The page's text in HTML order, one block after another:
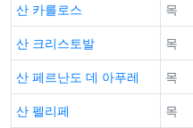
산 카를로스
목
산 크리스토발
목
산 페르난도 데 아푸레
목
산 펠리페
목